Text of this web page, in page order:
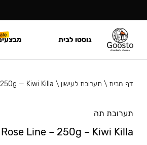
דף הבית\ תערובת לעישון \
— Kiwi Killa
תערובת תה
Line – 250g – Kiwi Killa
גוסטו לבית